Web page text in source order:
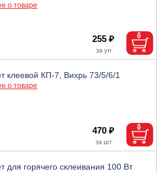
о товаре
255 ₽
клеевой КП-7, Вихрь 73/5/6/1
о товаре
470 ₽
для горячего склеивания 100 Вт